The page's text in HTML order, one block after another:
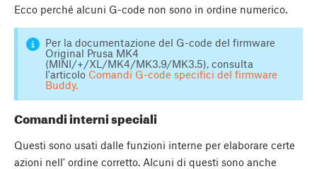
Ecco perché alcuni G-code non sono in ordine numerico.
Per la documentazione del G-code del firmware
Original Prusa MK4
(MINI/+/XL/MK4/MK3.9/MK3.5), consulta
l'articolo Comandi G-code specifici del firmware
Buddy.
Comandi interni speciali
Questi sono usati dalle funzioni interne per elaborare certe
azioni nell' ordine corretto. Alcuni di questi sono anche